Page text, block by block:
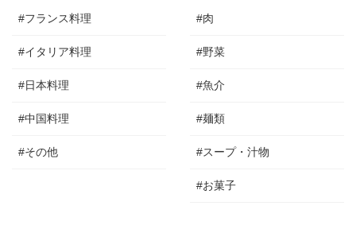
#フランス料理
#イタリア料理
#日本料理
#中国料理
#その他
#肉
#野菜
#魚介
#麺類
#スープ・汁物
#お菓子